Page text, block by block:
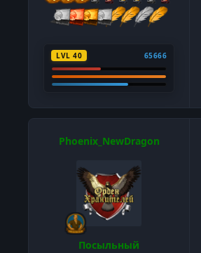
LVL 40 65666
Phoenix_NewDragon
Посыльный